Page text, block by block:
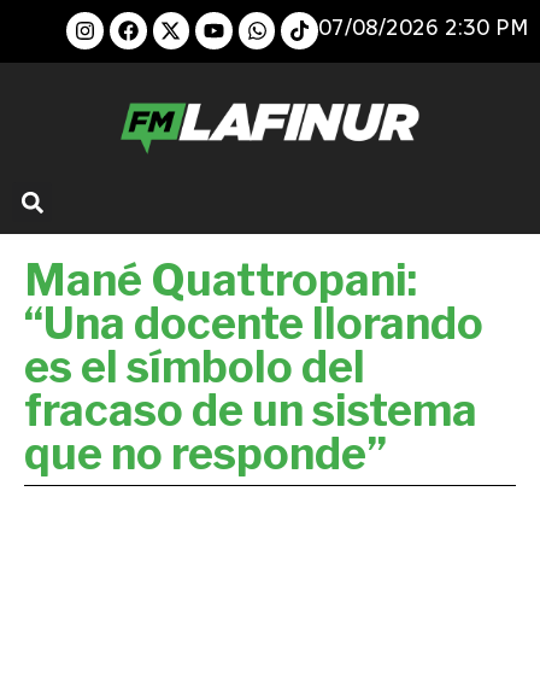
07/08/2026 2:30 PM
Mané Quattropani:
“Una docente llorando
es el símbolo del
fracaso de un sistema
que no responde”